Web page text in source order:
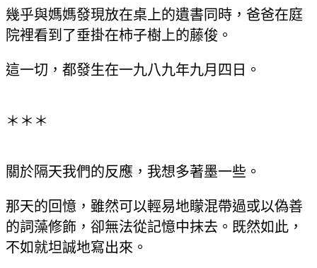
幾乎與媽媽發現放在桌上的遺書同時，爸爸在庭
院裡看到了垂掛在柿子樹上的藤俊。
這一切，都發生在一九八九年九月四日。
＊＊＊
關於隔天我們的反應，我想多著墨一些。
那天的回憶，雖然可以輕易地矇混帶過或以偽善
的詞藻修飾，卻無法從記憶中抹去。既然如此，
不如就坦誠地寫出來。